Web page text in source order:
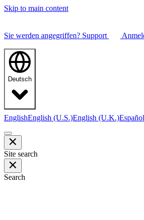
Skip to main content
Sie werden angegriffen? Support
Deutsch
EnglishEnglish (U.S.)English (U.K.)
Site search
Search